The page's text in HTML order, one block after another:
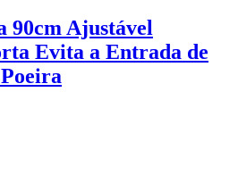
90cm Ajustável
Evita a Entrada de